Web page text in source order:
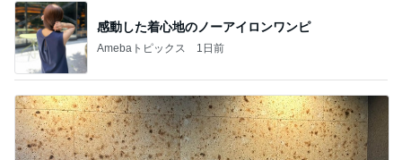
感動した着心地のノーアイロンワンピ
Amebaトピックス 1日前